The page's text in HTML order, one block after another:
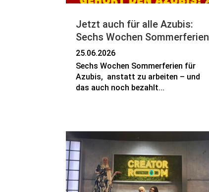
Jetzt auch für alle Azubis:
Sechs Wochen Sommerferien
25.06.2026
Sechs Wochen Sommerferien für
Azubis, anstatt zu arbeiten – und
das auch noch bezahlt...